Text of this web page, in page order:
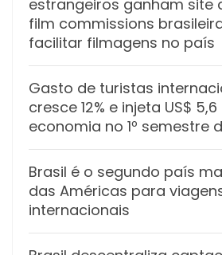
estrangeiros ganham site
film commissions
facilitar filmagens no país
Gasto de turistas
cresce 12% e injeta US$
economia no 1º semestre
Brasil é o segundo país
das Américas para
internacionais